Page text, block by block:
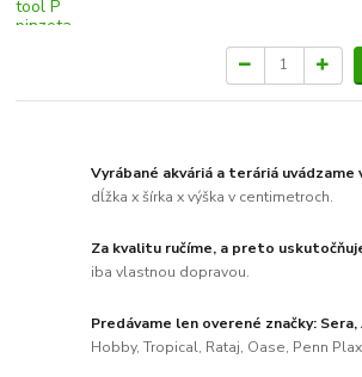
Vyrábané akváriá a teráriá uvádzame
dĺžka x šírka x výška v centimetroch.
Za kvalitu ručíme, a preto
iba vlastnou dopravou.
Predávame len overené značky:
Hobby, Tropical, Rataj, Oase, Penn